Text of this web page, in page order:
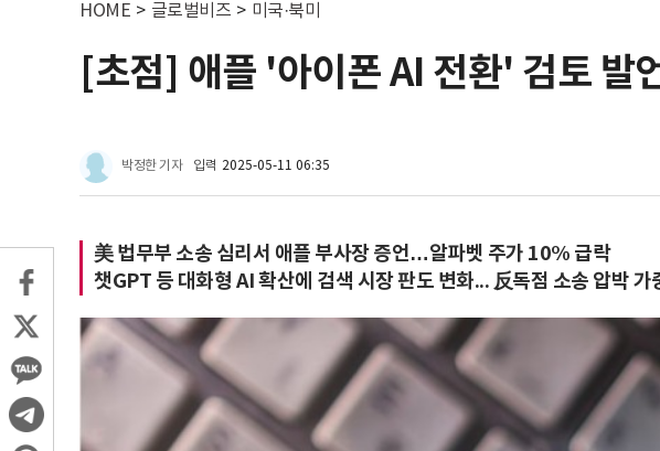
HOME > 글로벌비즈 > 미국·북미
[초점] 애플 '아이폰 AI 전환' 검토
박정한 기자 입력 2025-05-11 06:35
美 법무부 소송 심리서 애플 부사장 증언…알파벳 주가 10% 급락
챗GPT 등 대화형 AI 확산에 검색 시장 판도 변화... 反독점 소송 압박 가